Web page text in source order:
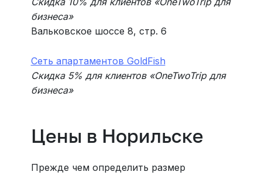
бизнеса»
Вальковское шоссе 8, стр. 6
Сеть апартаментов GoldFish
Скидка 5% для клиентов «‎OneTwoTrip для
бизнеса»
Цены в Норильске
Прежде чем определить размер